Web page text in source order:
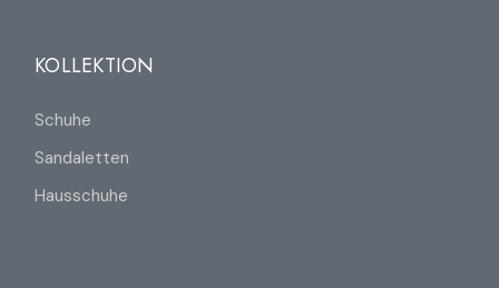
KOLLEKTION
Schuhe
Sandaletten
Hausschuhe